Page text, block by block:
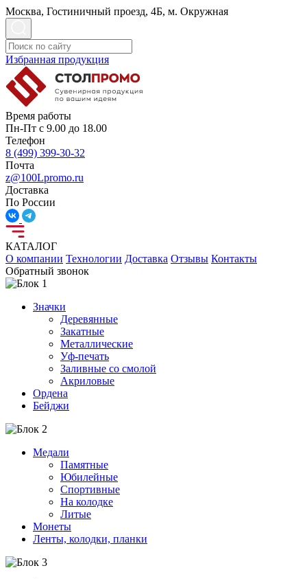
Москва, Гостиничный проезд, 4Б, м. Окружная
Избранная продукция
Время работы
Пн-Пт с 9.00 до 18.00
Телефон
8 (499) 399-30-32
Почта
z@100Lpromo.ru
Доставка
По России
КАТАЛОГ
О компании Технологии Доставка Отзывы Контакты
Обратный звонок
Значки
Деревянные
Закатные
Металлические
Уф-печать
Заливные со смолой
Акриловые
Ордена
Бейджи
Медали
Памятные
Юбилейные
Спортивные
На колодке
Литые
Монеты
Ленты, колодки, планки